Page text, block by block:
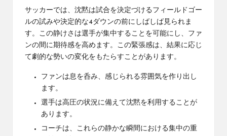
サッカーでは、沈黙は試合を決定づけるフィールドゴー
ルの試みや決定的な4ダウンの前にしばしば見られま
す。この静けさは選手が集中することを可能にし、ファ
ンの間に期待感を高めます。この緊張感は、結果に応じ
て劇的な勢いの変化をもたらすことがあります。
ファンは息を呑み、感じられる雰囲気を作り出し
ます。
選手は高圧の状況に備えて沈黙を利用することが
あります。
コーチは、これらの静かな瞬間における集中の重